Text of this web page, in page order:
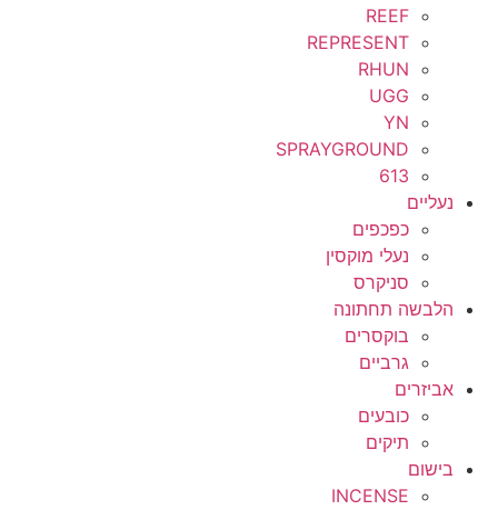
REEF
REPRESENT
RHUN
UGG
YN
SPRAYGROUND
613
נעליים
כפכפים
נעלי מוקסין
סניקרס
הלבשה תחתונה
בוקסרים
גרביים
אביזרים
כובעים
תיקים
בישום
INCENSE